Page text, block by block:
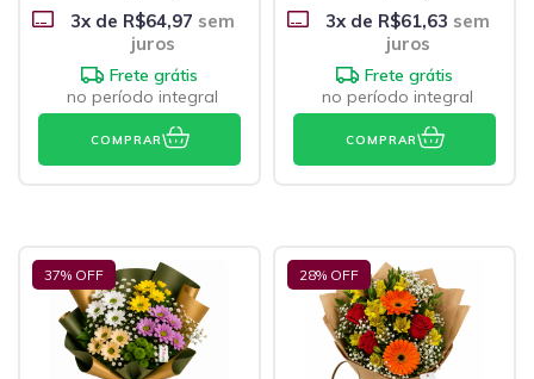
3x de R$64,97 sem
juros
Frete grátis
no período integral
COMPRAR
3x de R$61,63 sem
juros
Frete grátis
no período integral
COMPRAR
37% OFF 28% OFF